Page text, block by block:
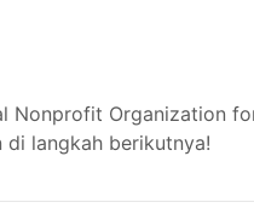
Nonprofit Organization
di langkah berikutnya!